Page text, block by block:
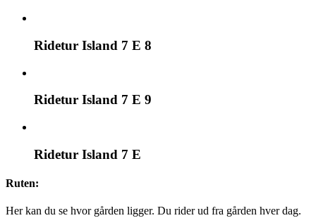
Ridetur Island 7 E 8
Ridetur Island 7 E 9
Ridetur Island 7 E
Ruten:
Her kan du se hvor gården ligger. Du rider ud fra gården hver dag.